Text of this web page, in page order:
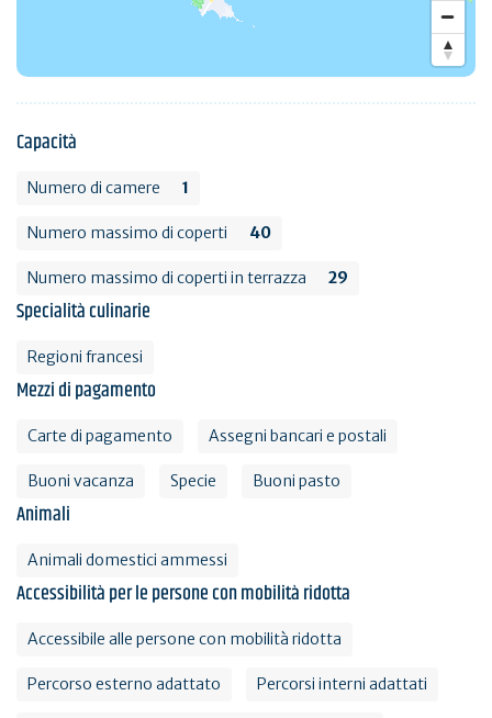
Capacità
Numero di camere 1
Numero massimo di coperti 40
Numero massimo di coperti in terrazza 29
Specialità culinarie
Regioni francesi
Mezzi di pagamento
Carte di pagamento Assegni bancari e postali
Buoni vacanza Specie Buoni pasto
Animali
Animali domestici ammessi
Accessibilità per le persone con mobilità ridotta
Accessibile alle persone con mobilità ridotta
Percorso esterno adattato Percorsi interni adattati